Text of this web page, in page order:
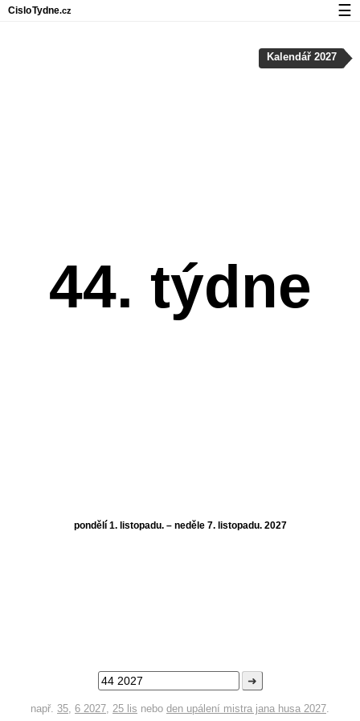
44. týdne
pondělí 1. listopadu. – neděle 7. listopadu. 2027
➜
např. 35, 6 2027, 25 lis nebo den upálení mistra jana husa 2027.
Kalendář 2027
CisloTydne.cz ☰